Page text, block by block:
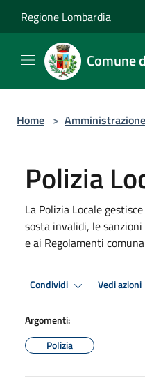
Regione Lombardia
Comune
Home > Amministrazione
Polizia
La Polizia Locale
sosta invalidi, le
e ai Regolamenti
Condividi Vedi azioni
Argomenti:
Polizia